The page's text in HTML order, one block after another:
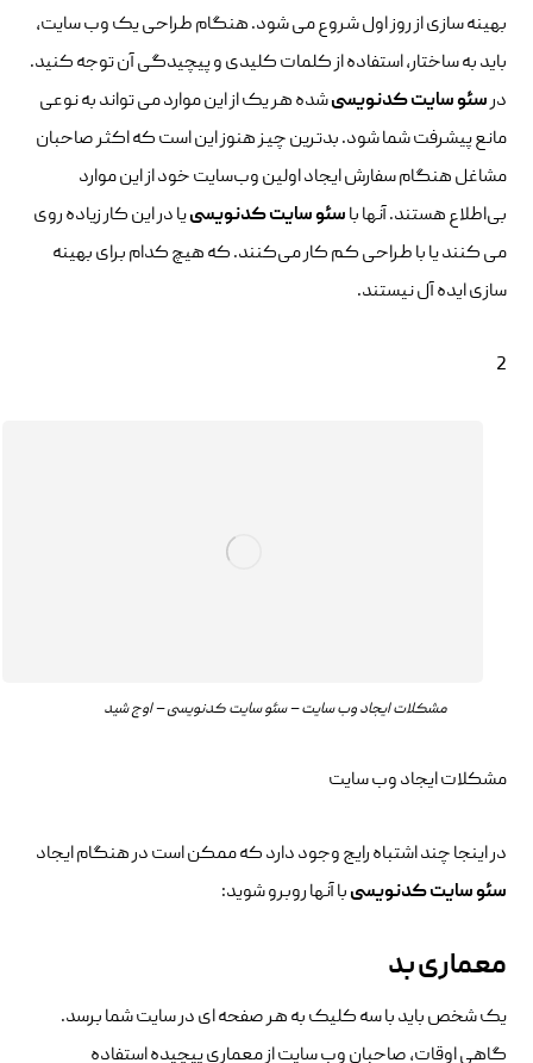
بهینه سازی از روز اول شروع می شود. هنگام طراحی یک وب سایت،
باید به ساختار، استفاده از کلمات کلیدی و پیچیدگی آن توجه کنید.
درسئو سایت کدنویسیشده هر یک از این موارد می تواند به نوعی
مانع پیشرفت شما شود. بدترین چیز هنوز این است که اکثر صاحبان
مشاغل هنگام سفارش ایجاد اولین وب‌سایت خود از این موارد
بی‌اطلاع هستند. آنها باسئو سایت کدنویسییا در این کار زیاده روی
می کنند یا با طراحی کم کار می‌کنند. که هیچ کدام برای بهینه
سازی ایده آل نیستند.
2
مشکلات ایجاد وب سایت – سئو سایت کدنویسی – اوج شید
مشکلات ایجاد وب سایت
در اینجا چند اشتباه رایج وجود دارد که ممکن است در هنگام ایجاد
سئو سایت کدنویسیبا آنها روبرو شوید:
معماری بد
یک شخص باید با سه کلیک به هر صفحه ای در سایت شما برسد.
گاهی اوقات، صاحبان وب سایت از معماری پیچیده استفاده